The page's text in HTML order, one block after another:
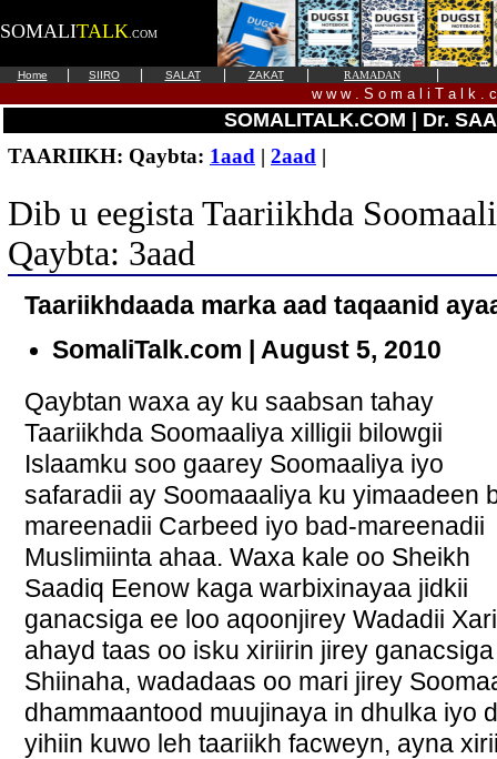
SOMALITALK .COM
Home SIIRO SALAT ZAKAT RAMADAN
w w w . S o m a l i T a l k .
SOMALITALK.COM | Dr.
TAARIIKH: Qaybta: 1aad | 2aad |
Dib u eegista Taariikhda
Qaybta: 3aad
Taariikhdaada marka aad taqaanid
SomaliTalk.com | August 5, 2010
Qaybtan waxa ay ku saabsan tahay
Taariikhda Soomaaliya xilligii bilowgii
Islaamku soo gaarey Soomaaliya iyo
safaradii ay Soomaaaliya ku yimaadeen
mareenadii Carbeed iyo bad-mareenadii
Muslimiinta ahaa. Waxa kale oo Sheikh
Saadiq Eenow kaga warbixinayaa jidkii
ganacsiga ee loo aqoonjirey Wadadii
ahayd taas oo isku xiriirin jirey
Shiinaha, wadadaas oo mari jirey
dhammaantood muujinaya in dhulka iyo
yihiin kuwo leh taariikh facweyn, ayna